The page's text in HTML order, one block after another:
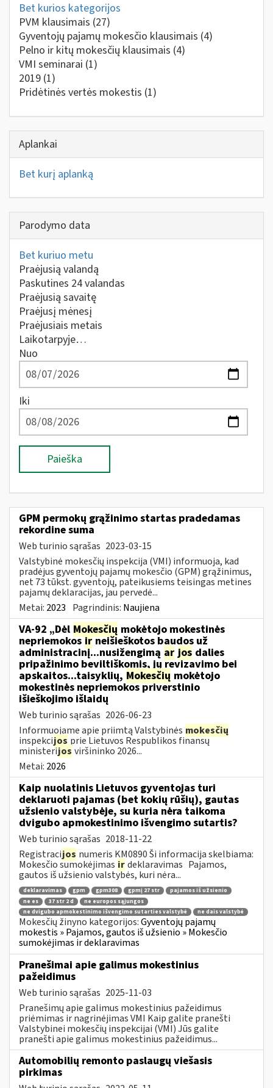
Bet kurios kategorijos
PVM klausimais (27)
Gyventojų pajamų mokesčio klausimais (4)
Pelno ir kitų mokesčių klausimais (4)
VMI seminarai (1)
2019 (1)
Pridėtinės vertės mokestis (1)
Aplankai
Bet kurį aplanką
Parodymo data
Bet kuriuo metu
Praėjusią valandą
Paskutines 24 valandas
Praėjusią savaitę
Praėjusį mėnesį
Praėjusiais metais
Laikotarpyje…
Nuo
Iki
Paieška
GPM permokų grąžinimo startas pradedamas
rekordine suma
Web turinio sąrašas 2023-03-15
Valstybinė mokesčių inspekcija (VMI) informuoja, kad
pradėjus gyventojų pajamų mokesčio (GPM) grąžinimus,
net 73 tūkst. gyventojų, pateikusiems teisingas metines
pajamų deklaracijas, jau pervedė...
Metai: 2023 Pagrindinis: Naujiena
VA-92 „Dėl Mokesčių mokėtojo mokestinės
nepriemokosirneišieškotos baudos už
administracinį...nusižengimą ar jos dalies
pripažinimo beviltiškomis, jų revizavimo bei
apskaitos...taisyklių, Mokesčių mokėtojo
mokestinės nepriemokos priverstinio
išieškojimo išlaidų
Web turinio sąrašas 2026-06-23
Informuojame apie priimtą Valstybinės mokesčių
inspekcijos prie Lietuvos Respublikos finansų
ministerijos viršininko 2026...
Metai: 2026
Kaip nuolatinis Lietuvos gyventojas turi
deklaruoti pajamas (bet kokių rūšių), gautas
užsienio valstybėje, su kuria nėra taikoma
dvigubo apmokestinimo išvengimo sutartis?
Web turinio sąrašas 2018-11-22
Registracijos numeris KM0890 Ši informacija skelbiama:
Mokesčio sumokėjimas irdeklaravimas Pajamos,
gautos iš užsienio valstybės, kuri nėra...
deklaravimas gpm gpm308 gpmį 27 str
pajamos iš užsienio
ne es
37 str 2 d
ne europos sąjungos
ne dvigubo apmokestinimo išvengimo sutarties valstybė
ne dais valstybė
Mokesčių žinyno kategorijos:Gyventojų pajamų
mokestis » Pajamos, gautos iš užsienio » Mokesčio
sumokėjimas ir deklaravimas
Pranešimai apie galimus mokestinius
pažeidimus
Web turinio sąrašas 2025-11-03
Pranešimų apie galimus mokestinius pažeidimus
priėmimas ir nagrinėjimas VMI Kaip galite pranešti
Valstybinei mokesčių inspekcijai (VMI) Jūs galite
pranešti apie galimus mokestinius pažeidimus...
Automobilių remonto paslaugų viešasis
pirkimas